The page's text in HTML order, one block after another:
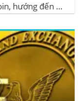
hướng đến hệ